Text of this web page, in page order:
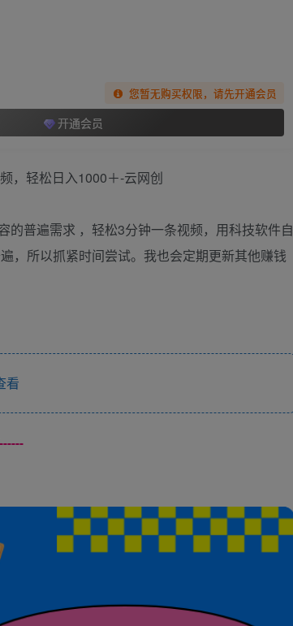
您暂无购买权限，请先开通会员
开通会员
普遍需求 ，轻松3分钟一条视频，用科技软件自
，所以抓紧时间尝试。我也会定期更新其他赚钱
看